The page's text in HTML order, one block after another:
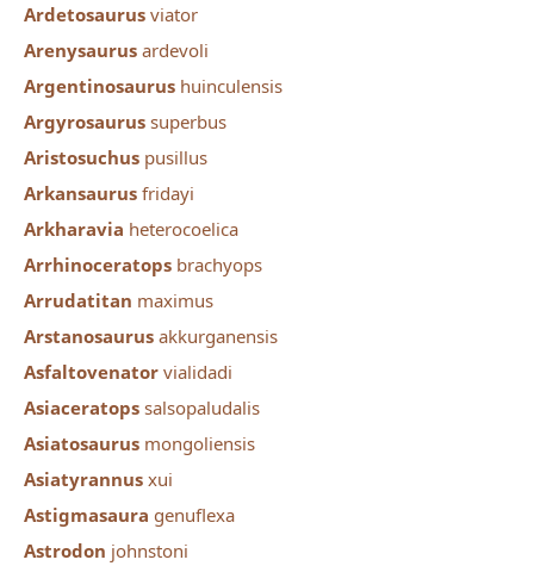
Ardetosaurus viator
Arenysaurus ardevoli
Argentinosaurus huinculensis
Argyrosaurus superbus
Aristosuchus pusillus
Arkansaurus fridayi
Arkharavia heterocoelica
Arrhinoceratops brachyops
Arrudatitan maximus
Arstanosaurus akkurganensis
Asfaltovenator vialidadi
Asiaceratops salsopaludalis
Asiatosaurus mongoliensis
Asiatyrannus xui
Astigmasaura genuflexa
Astrodon johnstoni